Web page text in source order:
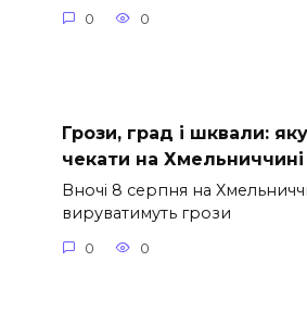
0 0
Грози, град і шквали:
чекати на
Вночі 8 серпня на
вируватимуть грози
0 0